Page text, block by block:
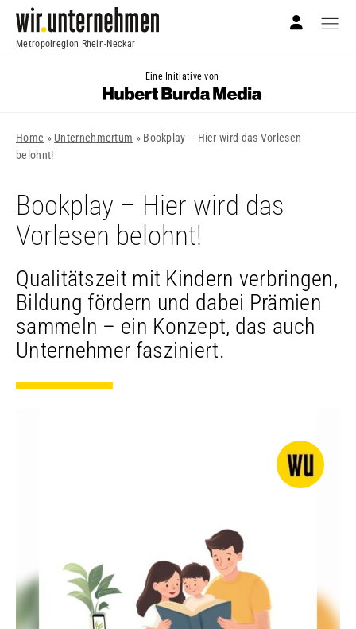
Metropolregion Rhein-Neckar
Eine Initiative von
Home » Unternehmertum » Bookplay – Hier wird das Vorlesen
belohnt!
Bookplay – Hier wird das
Vorlesen belohnt!
Qualitätszeit mit Kindern verbringen,
Bildung fördern und dabei Prämien
sammeln – ein Konzept, das auch
Unternehmer fasziniert.